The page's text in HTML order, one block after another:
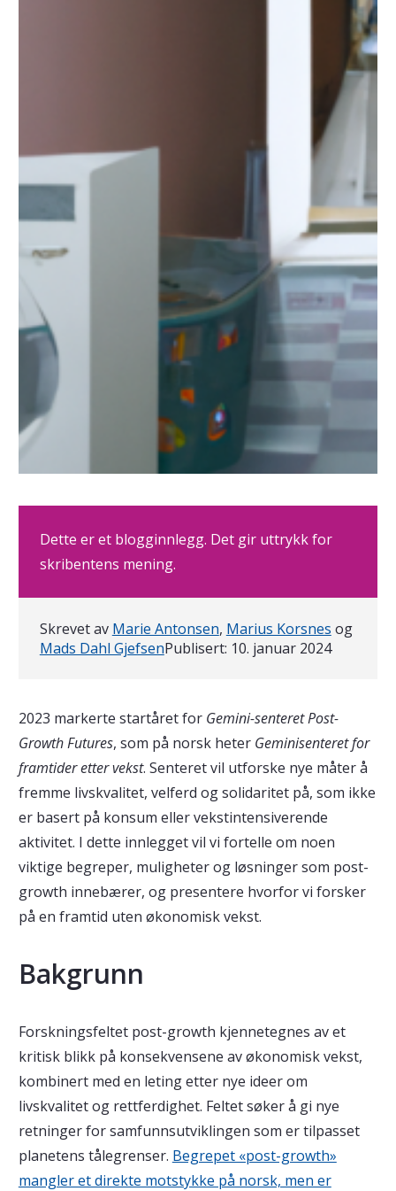
Dette er et blogginnlegg. Det gir uttrykk for
skribentens mening.
Skrevet av Marie Antonsen, Marius Korsnes og
Mads Dahl GjefsenPublisert: 10. januar 2024
2023 markerte startåret for Gemini-senteret Post-
Growth Futures, som på norsk heterGeminisenteret for
framtider etter vekst. Senteret vil utforske nye måter å
fremme livskvalitet, velferd og solidaritet på, som ikke
er basert på konsum eller vekstintensiverende
aktivitet. I dette innlegget vil vi fortelle om noen
viktige begreper, muligheter og løsninger som post-
growth innebærer, og presentere hvorfor vi forsker
på en framtid uten økonomisk vekst.
Bakgrunn
Forskningsfeltet post-growth kjennetegnes av et
kritisk blikk på konsekvensene av økonomisk vekst,
kombinert med en leting etter nye ideer om
livskvalitet og rettferdighet. Feltet søker å gi nye
retninger for samfunnsutviklingen som er tilpasset
planetens tålegrenser. Begrepet «post-growth»
mangler et direkte motstykke på norsk, men er